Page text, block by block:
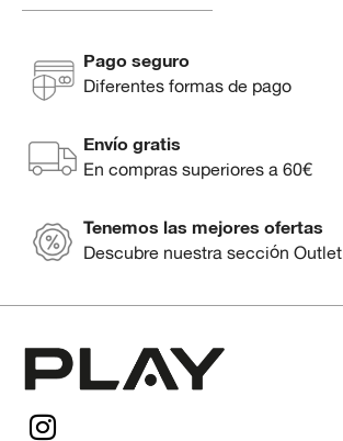
Pago seguro
Diferentes formas de pago
Envío gratis
En compras superiores a 60€
Tenemos las mejores ofertas
Descubre nuestra sección Outlet